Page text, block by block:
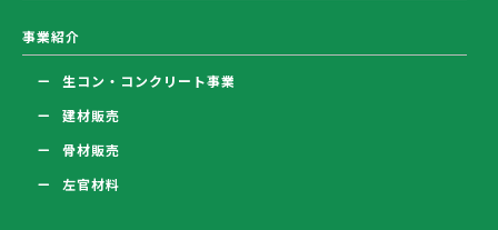
事業紹介
生コン・コンクリート事業
建材販売
骨材販売
左官材料